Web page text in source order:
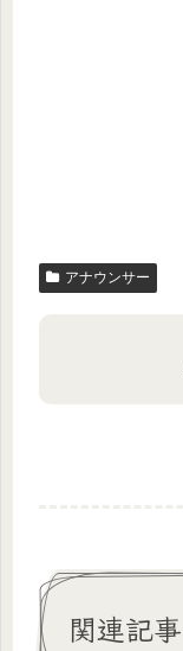
アナウンサー
関連記事